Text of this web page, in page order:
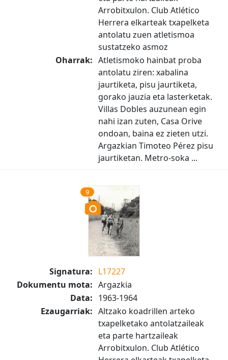
Arrobitxulon. Club Atlético
Herrera elkarteak txapelketa
antolatu zuen atletismoa
sustatzeko asmoz
Oharrak: Atletismoko hainbat proba
antolatu ziren: xabalina
jaurtiketa, pisu jaurtiketa,
gorako jauzia eta lasterketak.
Villas Dobles auzunean egin
nahi izan zuten, Casa Orive
ondoan, baina ez zieten utzi.
Argazkian Timoteo Pérez pisu
jaurtiketan. Metro-soka ...
9
Signatura: L17227
Dokumentu mota: Argazkia
Data: 1963-1964
Ezaugarriak: Altzako koadrillen arteko
txapelketako antolatzaileak
eta parte hartzaileak
Arrobitxulon. Club Atlético